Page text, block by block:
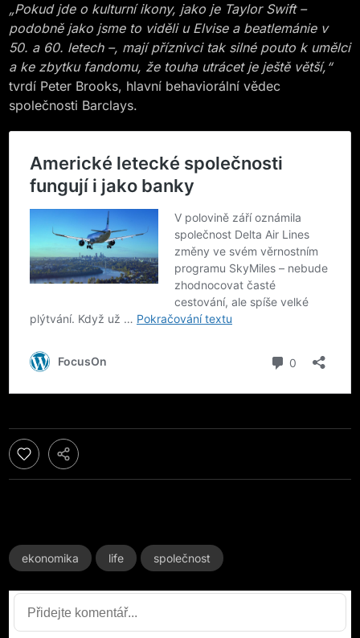
„Pokud jde o kulturní ikony, jako je Taylor Swift –
podobně jako jsme to viděli u Elvise a beatlemánie v
50. a 60. letech –, mají příznivci tak silné pouto k umělci
a ke zbytku fandomu, že touha utrácet je ještě větší,“
tvrdí Peter Brooks, hlavní behaviorální vědec
společnosti Barclays.
ekonomika life společnost